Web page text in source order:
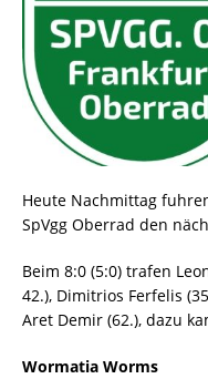
Heute Nachmittag
SpVgg Oberrad den
Beim 8:0 (5:0) trafen
42.), Dimitrios Ferfelis
Aret Demir (62.), dazu
Wormatia Worms